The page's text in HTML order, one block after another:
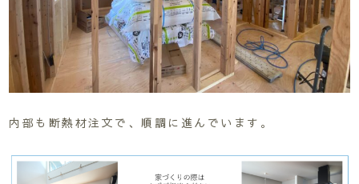
内部も断熱材注文で、順調に進んでいます。